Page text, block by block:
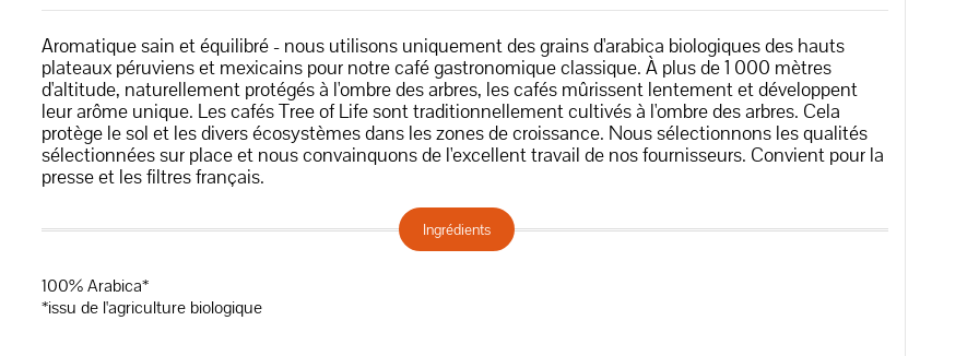
Aromatique sain et équilibré - nous utilisons uniquement des grains d'arabica biologiques des hauts
plateaux péruviens et mexicains pour notre café gastronomique classique. À plus de 1 000 mètres
d'altitude, naturellement protégés à l'ombre des arbres, les cafés mûrissent lentement et développent
leur arôme unique. Les cafés Tree of Life sont traditionnellement cultivés à l'ombre des arbres. Cela
protège le sol et les divers écosystèmes dans les zones de croissance. Nous sélectionnons les qualités
sélectionnées sur place et nous convainquons de l'excellent travail de nos fournisseurs. Convient pour la
presse et les filtres français.
Ingrédients
100% Arabica*
*issu de l'agriculture biologique